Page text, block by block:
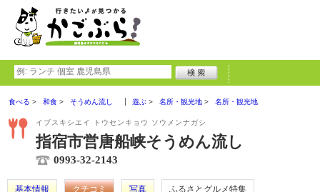
食べる 和食 そうめん流し 遊ぶ 名所・観光地 名所・観光地
イブスキシエイ トウセンキョウ ソウメンナガシ
指宿市営唐船峡そうめん流し
0993-32-2143
基本情報 クチコミ 写真
ふるさとグルメ特集